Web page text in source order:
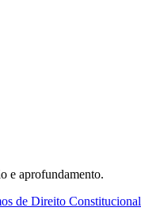
e aprofundamento.
de Direito Constitucional